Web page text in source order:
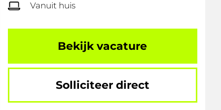
Vanuit huis
Bekijk vacature
Solliciteer direct